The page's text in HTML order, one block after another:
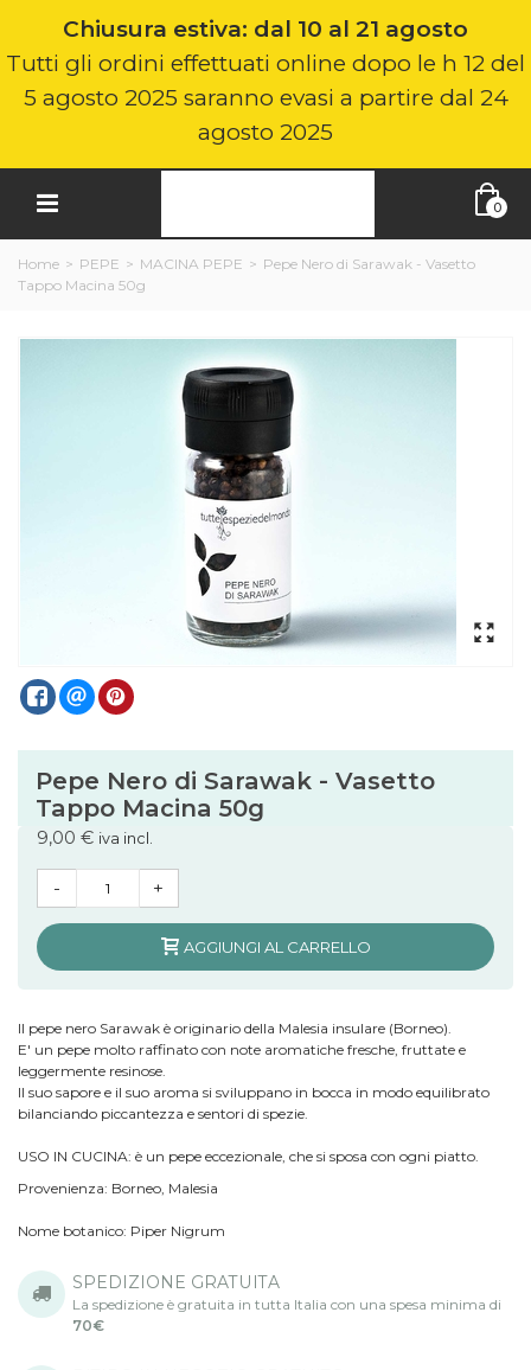
Chiusura estiva: dal 10 al 21 agosto
Tutti gli ordini effettuati online dopo le h 12 del
5 agosto 2025 saranno evasi a partire dal 24
agosto 2025
0
Home > PEPE > MACINA PEPE > Pepe Nero di Sarawak - Vasetto
Tappo Macina 50g
Pepe Nero di Sarawak - Vasetto
Tappo Macina 50g
9,00 € iva incl.
- +
AGGIUNGI AL CARRELLO
Il pepe nero Sarawak è originario della Malesia insulare (Borneo).
E' un pepe molto raffinato con note aromatiche fresche, fruttate e
leggermente resinose.
Il suo sapore e il suo aroma si sviluppano in bocca in modo equilibrato
bilanciando piccantezza e sentori di spezie.
USO IN CUCINA: è un pepe eccezionale, che si sposa con ogni piatto.
Provenienza: Borneo, Malesia
Nome botanico: Piper Nigrum
SPEDIZIONE GRATUITA
La spedizione è gratuita in tutta Italia con una spesa minima di
70€